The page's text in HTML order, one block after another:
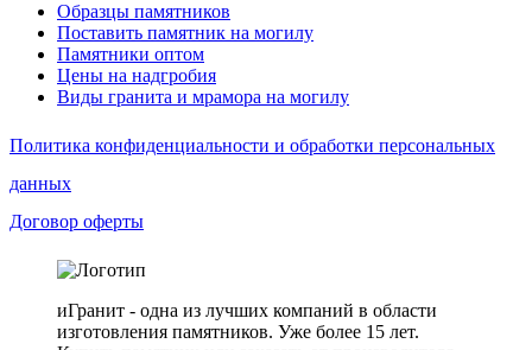
Образцы памятников
Поставить памятник на могилу
Памятники оптом
Цены на надгробия
Виды гранита и мрамора на могилу
Политика конфиденциальности и обработки персональных
данных
Договор оферты
иГранит - одна из лучших компаний в области
изготовления памятников. Уже более 15 лет.